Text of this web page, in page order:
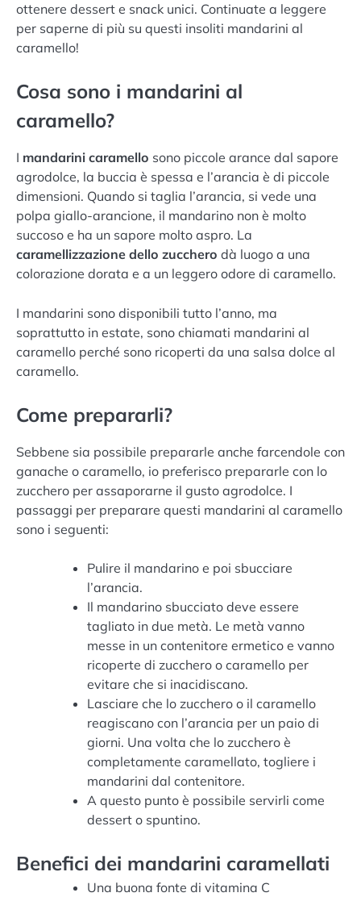
ottenere dessert e snack unici. Continuate a leggere
per saperne di più su questi insoliti mandarini al
caramello!
Cosa sono i mandarini al
caramello?
I mandarini caramello sono piccole arance dal sapore
agrodolce, la buccia è spessa e l’arancia è di piccole
dimensioni. Quando si taglia l’arancia, si vede una
polpa giallo-arancione, il mandarino non è molto
succoso e ha un sapore molto aspro. La
caramellizzazione dello zucchero dà luogo a una
colorazione dorata e a un leggero odore di caramello.
I mandarini sono disponibili tutto l’anno, ma
soprattutto in estate, sono chiamati mandarini al
caramello perché sono ricoperti da una salsa dolce al
caramello.
Come prepararli?
Sebbene sia possibile prepararle anche farcendole con
ganache o caramello, io preferisco prepararle con lo
zucchero per assaporarne il gusto agrodolce. I
passaggi per preparare questi mandarini al caramello
sono i seguenti:
Pulire il mandarino e poi sbucciare
l’arancia.
Il mandarino sbucciato deve essere
tagliato in due metà. Le metà vanno
messe in un contenitore ermetico e vanno
ricoperte di zucchero o caramello per
evitare che si inacidiscano.
Lasciare che lo zucchero o il caramello
reagiscano con l’arancia per un paio di
giorni. Una volta che lo zucchero è
completamente caramellato, togliere i
mandarini dal contenitore.
A questo punto è possibile servirli come
dessert o spuntino.
Benefici dei mandarini caramellati
Una buona fonte di vitamina C